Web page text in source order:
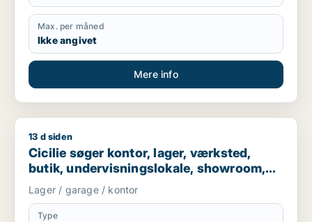
Max. per måned
Ikke angivet
Mere info
Cicilie søger kontor, lager, værksted, butik,
13 d siden
Cicilie søger kontor, lager, værksted,
butik, undervisningslokale, showroom,
erhvervsgrund, produktionslokaler eller
garage til leje i Region Sjælland eller
Nordsjælland
Lager / garage / kontor
Type